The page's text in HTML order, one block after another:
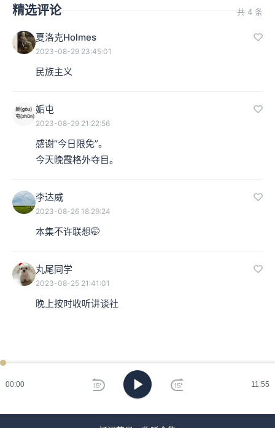
00:00 11:55
年间北周武帝毁佛；第三次是圆仁亲历的唐武宗会昌毁
佛，第四次是955年后周世宗的毁佛。根据这些皇帝的称
号，这四次佛教劫难总称为“
精选评论 共 4 条
夏洛克Holmes
2023-08-29 23:45:01
民族主义
姤屯
2023-08-29 21:22:56
感谢“今日限免”。
今天晚霞格外夺目。
李达威
2023-08-26 18:29:24
本集不许联想🤭
丸尾同学
2023-08-25 21:41:01
晚上按时收听讲谈社